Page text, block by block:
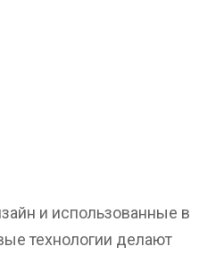
и использованные в
технологии делают